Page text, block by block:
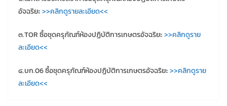
อัจฉริยะ>>คลิกดูรายละเอียด<<
๓.TOR ซื้อชุดครุภัณฑ์ห้องปฏิบัติการเกษตรอัจฉริยะ>>คลิกดูราย
ละเอียด<<
๔.บก.06 ซื้อชุดครุภัณฑ์ห้องปฏิบัติการเกษตรอัจฉริยะ>>คลิกดูราย
ละเอียด<<